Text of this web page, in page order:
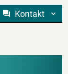
Kontakt